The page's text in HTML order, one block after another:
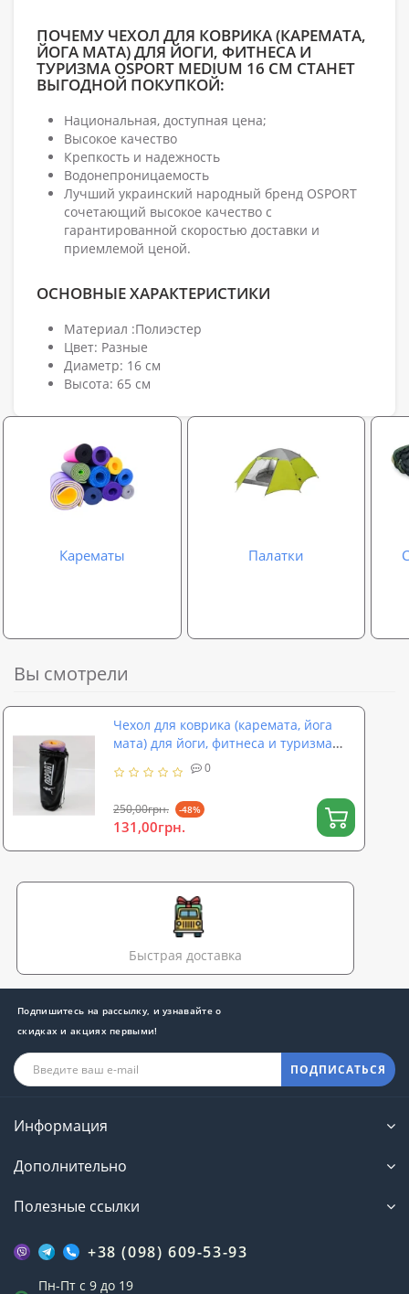
ПОЧЕМУ ЧЕХОЛ ДЛЯ КОВРИКА (КАРЕМАТА,
ЙОГА МАТА) ДЛЯ ЙОГИ, ФИТНЕСА И
ТУРИЗМА OSPORT MEDIUM 16 СМ СТАНЕТ
ВЫГОДНОЙ ПОКУПКОЙ:
Национальная, доступная цена;
Высокое качество
Крепкость и надежность
Водонепроницаемость
Лучший украинский народный бренд OSPORT
сочетающий высокое качество с
гарантированной скоростью доставки и
приемлемой ценой.
ОСНОВНЫЕ ХАРАКТЕРИСТИКИ
Материал :Полиэстер
Цвет: Разные
Диаметр: 16 см
Высота: 65 см
Карематы Палатки
Вы смотрели
Чехол для коврика (каремата, йога
мата) для йоги, фитнеса и туризма
OSPORT Medium 16 см (FI-0030-2)
0
250,00грн. -48%
131,00грн.
Быстрая доставка
Подпишитесь на рассылку, и узнавайте о
скидках и акциях первыми!
ПОДПИСАТЬСЯ
Информация
Дополнительно
Полезные ссылки
+38 (098) 609-53-93
Пн-Пт с 9 до 19